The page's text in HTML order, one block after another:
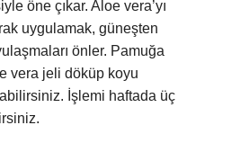
öne çıkar. Aloe vera’yı
uygulamak, güneşten
önler. Pamuğa
vera jeli döküp koyu
İşlemi haftada üç